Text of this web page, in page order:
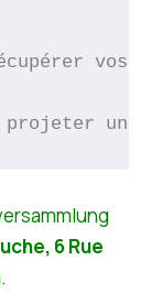
projeter
6 Rue